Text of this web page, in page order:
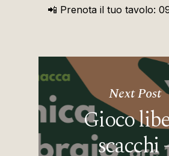
📲 Prenota il tuo tavolo:
Next Post
Gioco
scacchi